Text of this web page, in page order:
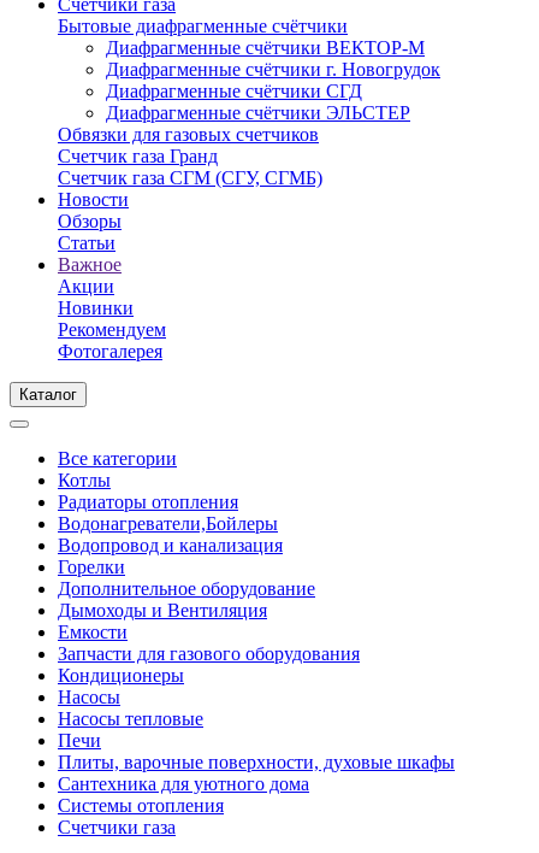
Счетчики газа
Бытовые диафрагменные счётчики
Диафрагменные счётчики ВЕКТОР-М
Диафрагменные счётчики г. Новогрудок
Диафрагменные счётчики СГД
Диафрагменные счётчики ЭЛЬСТЕР
Обвязки для газовых счетчиков
Счетчик газа Гранд
Счетчик газа СГМ (СГУ, СГМБ)
Новости
Обзоры
Статьи
Важное
Акции
Новинки
Рекомендуем
Фотогалерея
Каталог
Все категории
Котлы
Радиаторы отопления
Водонагреватели,Бойлеры
Водопровод и канализация
Горелки
Дополнительное оборудование
Дымоходы и Вентиляция
Емкости
Запчасти для газового оборудования
Кондиционеры
Насосы
Насосы тепловые
Печи
Плиты, варочные поверхности, духовые шкафы
Сантехника для уютного дома
Системы отопления
Счетчики газа